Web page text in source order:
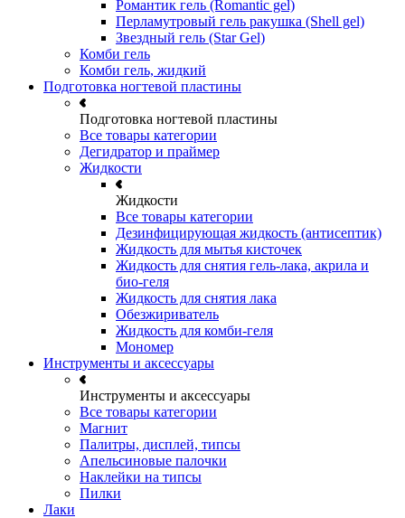
Романтик гель (Romantic gel)
Перламутровый гель ракушка (Shell gel)
Звездный гель (Star Gel)
Комби гель
Комби гель, жидкий
Подготовка ногтевой пластины
Подготовка ногтевой пластины
Все товары категории
Дегидратор и праймер
Жидкости
Жидкости
Все товары категории
Дезинфицирующая жидкость (антисептик)
Жидкость для мытья кисточек
Жидкость для снятия гель-лака, акрила и
био-геля
Жидкость для снятия лака
Обезжириватель
Жидкость для комби-геля
Мономер
Инструменты и аксессуары
Инструменты и аксессуары
Все товары категории
Магнит
Палитры, дисплей, типсы
Апельсиновые палочки
Наклейки на типсы
Пилки
Лаки